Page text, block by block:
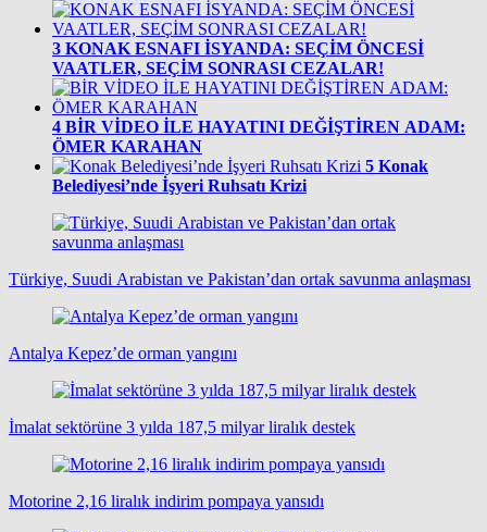
3 KONAK ESNAFI İSYANDA: SEÇİM ÖNCESİ
VAATLER, SEÇİM SONRASI CEZALAR!
4 BİR VİDEO İLE HAYATINI DEĞİŞTİREN ADAM:
ÖMER KARAHAN
5 Konak
Belediyesi’nde İşyeri Ruhsatı Krizi
Türkiye, Suudi Arabistan ve Pakistan’dan ortak savunma anlaşması
Antalya Kepez’de orman yangını
İmalat sektörüne 3 yılda 187,5 milyar liralık destek
Motorine 2,16 liralık indirim pompaya yansıdı